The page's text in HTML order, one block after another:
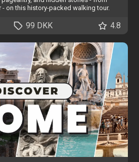
on this history-packed walking tour.
99 DKK 4.8